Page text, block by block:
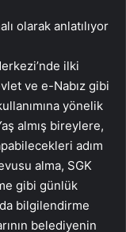
olarak anlatılıyor
ilki
ve e-Nabız gibi
yönelik
almış bireylere,
adım
alma, SGK
gibi günlük
bilgilendirme
belediyenin